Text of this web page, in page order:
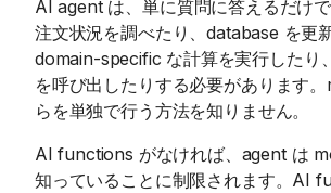
AI agent は、単に質問に答えるだけで
注文状況を調べたり、database を更
domain-specific な計算を実行したり
を呼び出したりする必要があります
らを単独で行う方法を知りません。
AI functions がなければ、agent は
知っていることに制限されます。AI